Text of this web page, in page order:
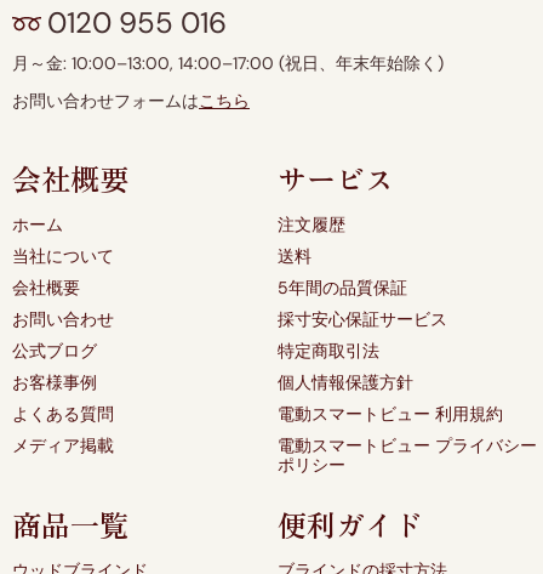
会社概要
ホーム
当社について
会社概要
お問い合わせ
公式ブログ
お客様事例
よくある質問
メディア掲載
サービス
注文履歴
送料
5年間の品質保証
採寸安心保証サービス
特定商取引法
個人情報保護方針
電動スマートビュー 利用規約
電動スマートビュー プライバシー
ポリシー
商品一覧 便利ガイド
0120 955 016
月～金: 10:00–13:00, 14:00–17:00 (祝日、年末年始除く)
お問い合わせフォームはこちら